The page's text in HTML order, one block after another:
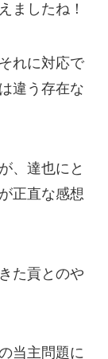
ましたね！
れに対応で
違う存在な
、達也にと
正直な感想
た貢とのや
当主問題に